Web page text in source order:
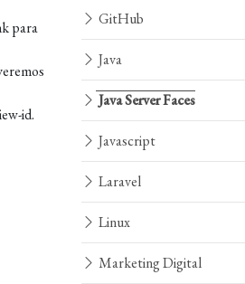
para
id.
GitHub
Java
Java Server Faces
Javascript
Laravel
Linux
Marketing Digital